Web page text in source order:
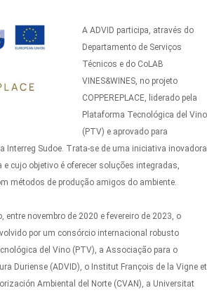
A ADVID participa, através do
Departamento de Serviços
Técnicos e do CoLAB
VINES&WINES, no projeto
COPPEREPLACE, liderado pela
Plataforma Tecnológica del Vino
(PTV) e aprovado para
Interreg Sudoe. Trata-se de uma iniciativa inovadora
e cujo objetivo é oferecer soluções integradas,
métodos de produção amigos do ambiente.
entre novembro de 2020 e fevereiro de 2023, o
por um consórcio internacional robusto
del Vino (PTV), a Associação para o
Duriense (ADVID), o Institut François de la Vigne et
Ambiental del Norte (CVAN), a Universitat